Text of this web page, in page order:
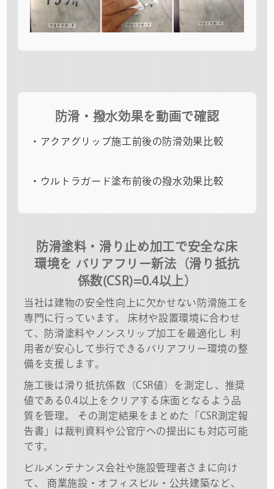
防滑・撥水効果を動画で確認
・アクアグリップ施工前後の防滑効果比較
・ウルトラガード塗布前後の撥水効果比較
防滑塗料・滑り止め加工で安全な床
環境を バリアフリー新法（滑り抵抗
係数(CSR)=0.4以上）
当社は建物の安全性向上に欠かせない防滑施工を
専門に行っています。 床材や設置環境に合わせ
て、防滑塗料やノンスリップ加工を最適化し 利
用者が安心して歩行できるバリアフリー環境の整
備を支援します。
施工後は滑り抵抗係数（CSR値）を測定し、推奨
値である0.4以上をクリアする床面となるよう品
質を管理。 その測定結果をまとめた「CSR測定報
告書」は裁判資料や公官庁への提出にも対応可能
です。
ビルメンテナンス会社や施設管理者さまに向け
て、 商業施設・オフィスビル・公共建築など、